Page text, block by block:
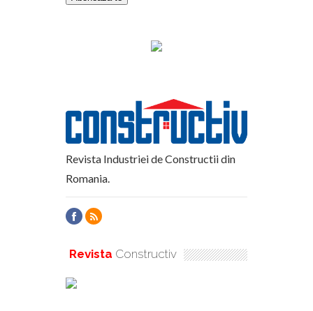
Revista Industriei de Constructii din
Romania.
Revista Constructiv